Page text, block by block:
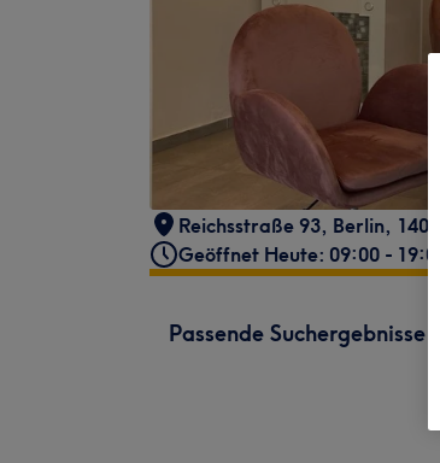
Reichsstraße 93, Berlin, 14052
Geöffnet Heute: 09:00 - 19:00
Passende Suchergebnisse